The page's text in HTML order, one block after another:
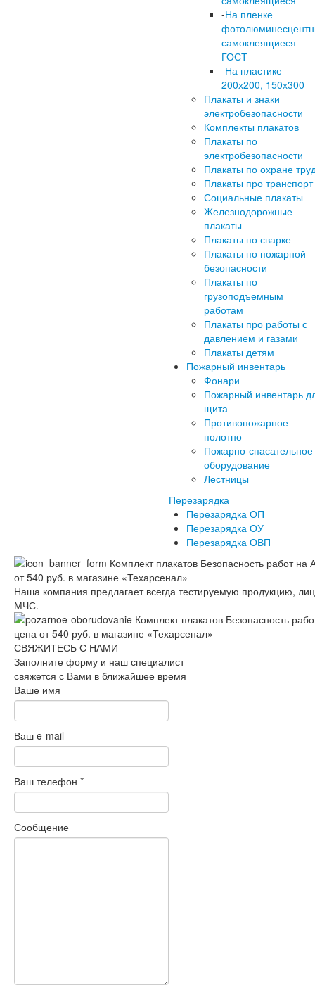
-На пленке
самоклеящиеся -
ГОСТ
-На пластике
200х200, 150х300
Плакаты и знаки
электробезопасности
Комплекты плакатов
Плакаты по
электробезопасности
Плакаты по охране
Плакаты про транспорт
Социальные плакаты
Железнодорожные
плакаты
Плакаты по сварке
Плакаты по пожарной
безопасности
Плакаты по
грузоподъемным
работам
Плакаты про работы с
давлением и газами
Плакаты детям
Пожарный инвентарь
Фонари
Пожарный инвентарь
щита
Противопожарное
полотно
Пожарно-спасательное
оборудование
Лестницы
Перезарядка
Перезарядка ОП
Перезарядка ОУ
Перезарядка ОВП
Наша компания предлагает всегда тестируемую продукцию,
МЧС.
СВЯЖИТЕСЬ С НАМИ
Заполните форму и наш специалист
свяжется с Вами в ближайшее время
Ваше имя
Ваш e-mail
Ваш телефон *
Сообщение